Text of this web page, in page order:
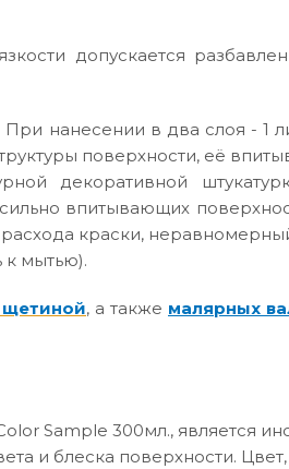
допускается
нанесении в два слоя - 1
поверхности, её
декоративной
впитывающих
краски,
к мытью).
щетиной, а также малярных
Sample 300мл., является
и блеска поверхности.